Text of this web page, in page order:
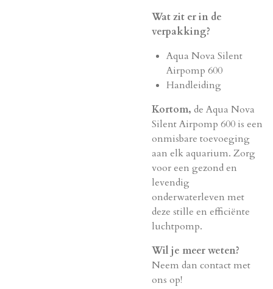
Wat zit er in de
verpakking?
Aqua Nova Silent
Airpomp 600
Handleiding
Kortom, de Aqua Nova
Silent Airpomp 600 is een
onmisbare toevoeging
aan elk aquarium. Zorg
voor een gezond en
levendig
onderwaterleven met
deze stille en efficiënte
luchtpomp.
Wil je meer weten?
Neem dan contact met
ons op!